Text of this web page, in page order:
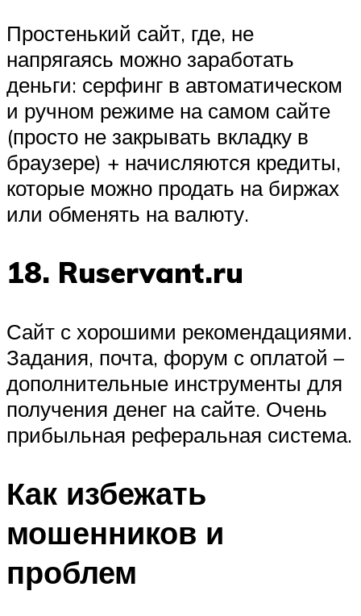
Простенький сайт, где, не
напрягаясь можно заработать
деньги: серфинг в автоматическом
и ручном режиме на самом сайте
(просто не закрывать вкладку в
браузере) + начисляются кредиты,
которые можно продать на биржах
или обменять на валюту.
18. Ruservant.ru
Сайт с хорошими рекомендациями.
Задания, почта, форум с оплатой –
дополнительные инструменты для
получения денег на сайте. Очень
прибыльная реферальная система.
Как избежать
мошенников и
проблем